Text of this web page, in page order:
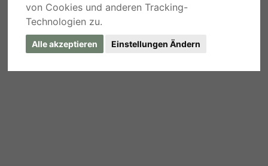
von Cookies und anderen Tracking-
Technologien zu.
Alle akzeptieren Einstellungen Ändern